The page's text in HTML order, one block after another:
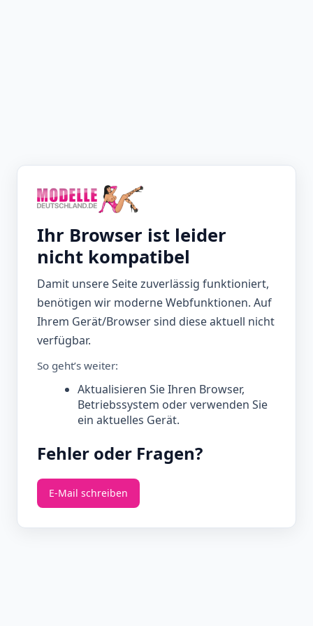
Ihr Browser ist leider
nicht kompatibel
Damit unsere Seite zuverlässig funktioniert,
benötigen wir moderne Webfunktionen. Auf
Ihrem Gerät/Browser sind diese aktuell nicht
verfügbar.
So geht’s weiter:
Aktualisieren Sie Ihren Browser,
Betriebssystem oder verwenden Sie
ein aktuelles Gerät.
Fehler oder Fragen?
E‑Mail schreiben